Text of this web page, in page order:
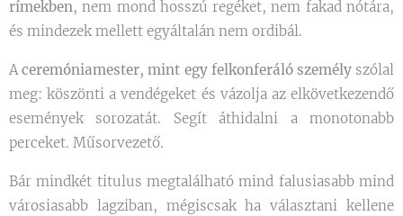
rímekben, nem mond hosszú regéket, nem fakad nótára,
és mindezek mellett egyáltalán nem ordibál.
Aceremóniamester, mint egy felkonferáló személyszólal
meg: köszönti a vendégeket és vázolja az elkövetkezendő
események sorozatát. Segít áthidalni a monotonabb
perceket. Műsorvezető.
Bár mindkét titulus megtalálható mind falusiasabb mind
városiasabb lagziban, mégiscsak ha választani kellene